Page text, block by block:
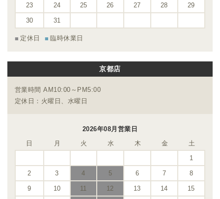
23 24 25 26 27 28 29
30 31
定休日 臨時休業日
京都店
営業時間 AM10:00～PM5:00
定休日：火曜日、水曜日
2026年08月営業日
日
月 火 水 木 金
土
1
2 3 4 5 6 7 8
9 10 11 12 13 14 15